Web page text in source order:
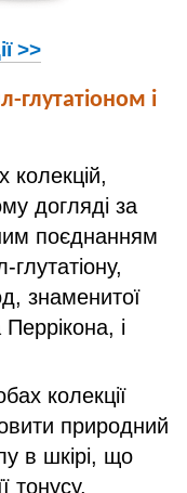
>>
глутатіоном і
колекцій,
догляді за
поєднанням
глутатіону,
знаменитої
і
колекції
природний
в шкірі, що
тонусу,